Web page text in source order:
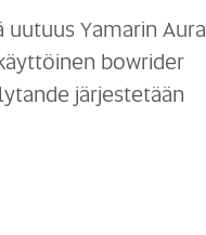
Yamarin Aura
bowrider
järjestetään